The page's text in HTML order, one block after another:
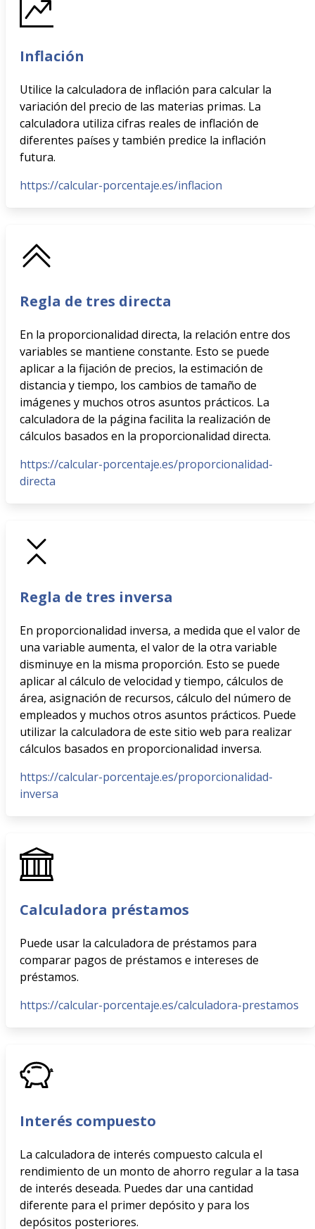
Inflación
Utilice la calculadora de inflación para calcular la
variación del precio de las materias primas. La
calculadora utiliza cifras reales de inflación de
diferentes países y también predice la inflación
futura.
https://calcular-porcentaje.es/inflacion
Regla de tres directa
En la proporcionalidad directa, la relación entre dos
variables se mantiene constante. Esto se puede
aplicar a la fijación de precios, la estimación de
distancia y tiempo, los cambios de tamaño de
imágenes y muchos otros asuntos prácticos. La
calculadora de la página facilita la realización de
cálculos basados en la proporcionalidad directa.
https://calcular-porcentaje.es/proporcionalidad-
directa
Regla de tres inversa
En proporcionalidad inversa, a medida que el valor de
una variable aumenta, el valor de la otra variable
disminuye en la misma proporción. Esto se puede
aplicar al cálculo de velocidad y tiempo, cálculos de
área, asignación de recursos, cálculo del número de
empleados y muchos otros asuntos prácticos. Puede
utilizar la calculadora de este sitio web para realizar
cálculos basados en proporcionalidad inversa.
https://calcular-porcentaje.es/proporcionalidad-
inversa
Calculadora préstamos
Puede usar la calculadora de préstamos para
comparar pagos de préstamos e intereses de
préstamos.
https://calcular-porcentaje.es/calculadora-prestamos
Interés compuesto
La calculadora de interés compuesto calcula el
rendimiento de un monto de ahorro regular a la tasa
de interés deseada. Puedes dar una cantidad
diferente para el primer depósito y para los
depósitos posteriores.